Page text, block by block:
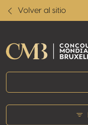
Volver al sitio